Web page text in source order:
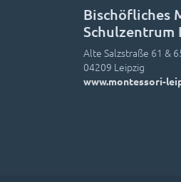
Bischöfliches
Schulzentrum
Alte Salzstraße 61 &
04209 Leipzig
www.montessori-